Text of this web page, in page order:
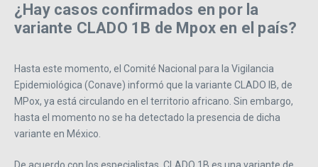
¿Hay casos confirmados en por la
variante CLADO 1B de Mpox en el país?
Hasta este momento, el Comité Nacional para la Vigilancia
Epidemiológica (Conave) informó que la variante CLADO IB, de
MPox, ya está circulando en el territorio africano. Sin embargo,
hasta el momento no se ha detectado la presencia de dicha
variante en México.